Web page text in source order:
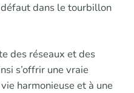
dans le tourbillon
des réseaux et des
s’offrir une vraie
harmonieuse et à une